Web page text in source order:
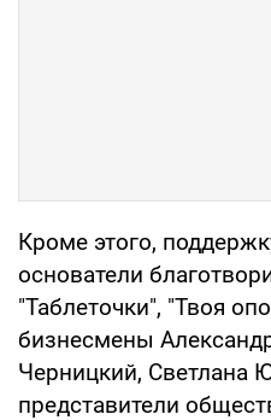
Кроме этого,
основатели
"Таблеточки", "Твоя
бизнесмены
Черницкий, Светлана
представители